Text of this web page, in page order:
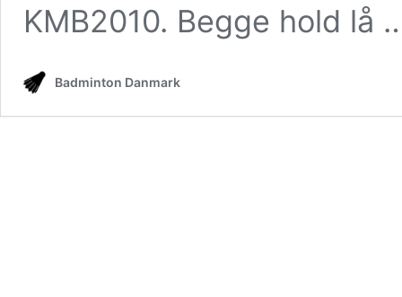
KMB2010. Begge hold lå
Badminton Danmark